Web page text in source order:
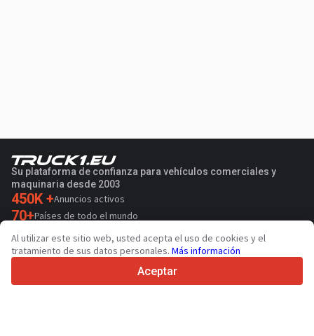
Su plataforma de confianza para vehículos comerciales y
maquinaria desde 2003
450K +Anuncios activos
70+Países de todo el mundo
36Idiomas admitidos
4.7/5
Al utilizar este sitio web, usted acepta el uso de cookies y el
tratamiento de sus datos personales. Más información
Aceptar